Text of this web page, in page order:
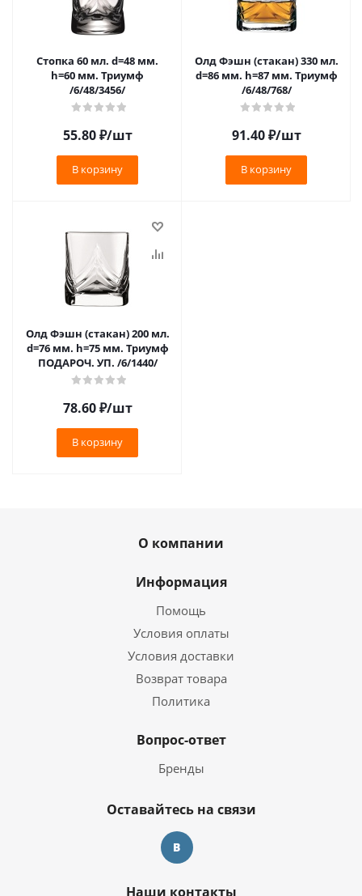
Стопка 60 мл. d=48 мм.
h=60 мм. Триумф
/6/48/3456/
55.80₽/шт
В корзину
Олд Фэшн (стакан) 330 мл.
d=86 мм. h=87 мм. Триумф
/6/48/768/
91.40₽/шт
В корзину
Олд Фэшн (стакан) 200 мл.
d=76 мм. h=75 мм. Триумф
ПОДАРОЧ. УП. /6/1440/
78.60₽/шт
В корзину
О компании
Информация
Помощь
Условия оплаты
Условия доставки
Возврат товара
Политика
Вопрос-ответ
Бренды
Оставайтесь на связи
Наши контакты